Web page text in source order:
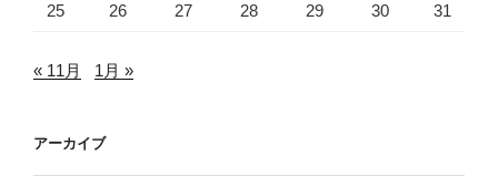
25 26 27 28 29 30 31
« 11月 1月 »
アーカイブ